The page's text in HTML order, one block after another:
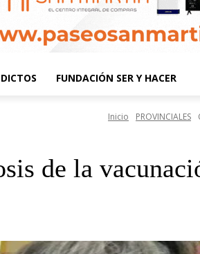
FUNDACIÓN SER Y HACER
Inicio PROVINCIALES
de la